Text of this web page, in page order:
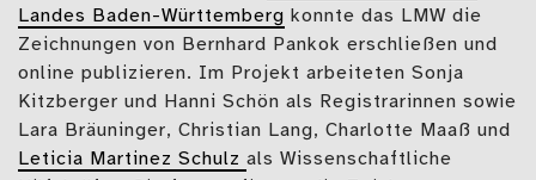
Landes Baden-Württemberg konnte das LMW die
Zeichnungen von Bernhard Pankok erschließen und
online publizieren. Im Projekt arbeiteten Sonja
Kitzberger und Hanni Schön als Registrarinnen sowie
Lara Bräuninger, Christian Lang, Charlotte Maaß und
Leticia Martinez Schulz als Wissenschaftliche